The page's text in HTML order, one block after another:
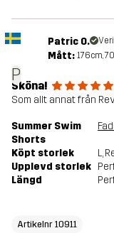
P
Patric O.
Mått: 176cm,
Sköna!
Som allt annat från
Summer Swim
Shorts
Köpt storlek L,
Upplevd storlek
Längd
Artikelnr 10911